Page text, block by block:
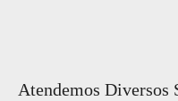
Atendemos Diversos